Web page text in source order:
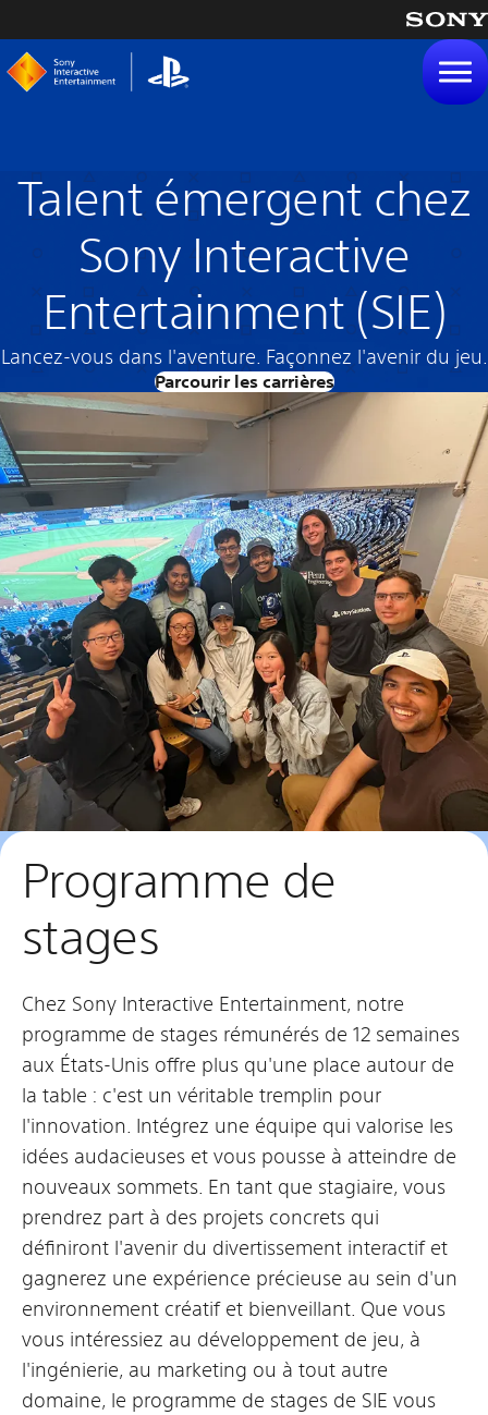
Talent émergent chez
Sony Interactive
Entertainment (SIE)
Lancez-vous dans l'aventure. Façonnez l'avenir du jeu.
Parcourir les carrières
Programme de
stages
Chez Sony Interactive Entertainment, notre
programme de stages rémunérés de 12 semaines
aux États-Unis offre plus qu'une place autour de
la table : c'est un véritable tremplin pour
l'innovation. Intégrez une équipe qui valorise les
idées audacieuses et vous pousse à atteindre de
nouveaux sommets. En tant que stagiaire, vous
prendrez part à des projets concrets qui
définiront l'avenir du divertissement interactif et
gagnerez une expérience précieuse au sein d'un
environnement créatif et bienveillant. Que vous
vous intéressiez au développement de jeu, à
l'ingénierie, au marketing ou à tout autre
domaine, le programme de stages de SIE vous